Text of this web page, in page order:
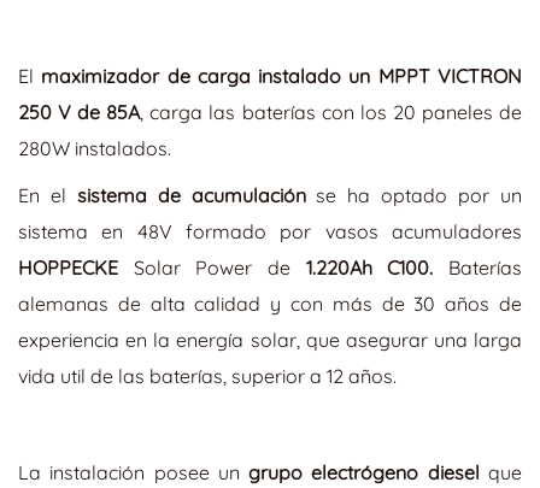
El maximizador de carga instalado un MPPT VICTRON
250 V de 85A, carga las baterías con los 20 paneles de
280W instalados.
En el sistema de acumulaciónse ha optado por un
sistema en 48V formado por vasos acumuladores
HOPPECKE Solar Power de 1.220Ah C100. Baterías
alemanas de alta calidad y con más de 30 años de
experiencia en la energía solar, que asegurar una larga
vida util de las baterías, superior a 12 años.
La instalación posee ungrupo electrógeno diesel que